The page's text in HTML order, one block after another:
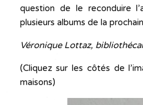
question de le reconduire
plusieurs albums de la
Véronique Lottaz,
(Cliquez sur les côtés de
maisons)